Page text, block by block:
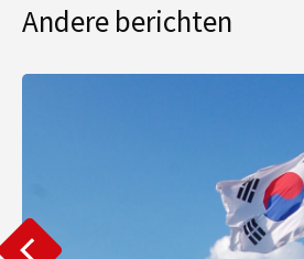
Andere berichten